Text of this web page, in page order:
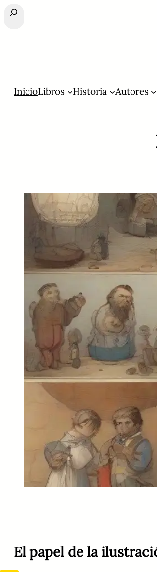
Buscar
InicioLibros Historia Autores
El papel de la